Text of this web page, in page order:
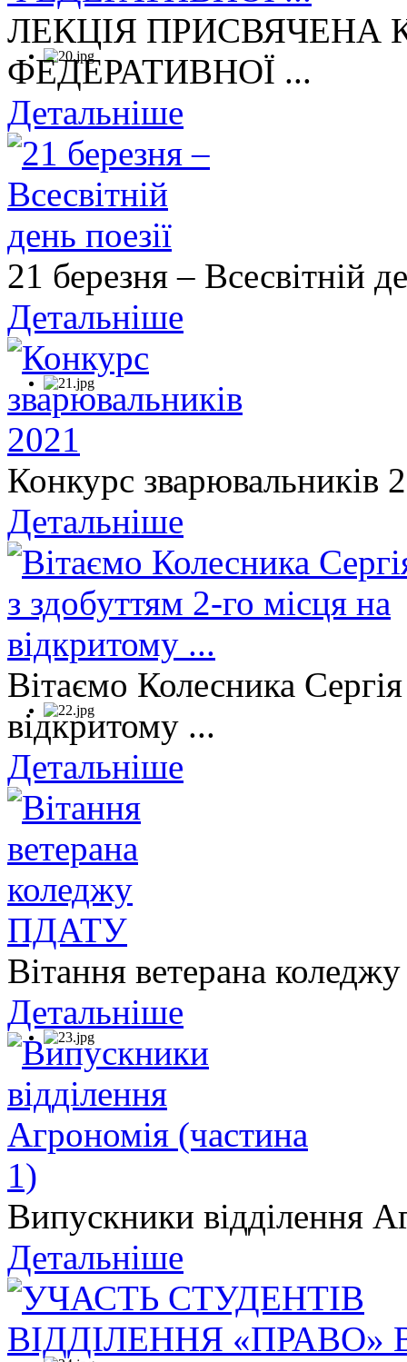
ЛЕКЦІЯ ПРИСВЯЧЕНА
ФЕДЕРАТИВНОЇ ...
Детальніше
21 березня – Всесвітній
Детальніше
Конкурс зварювальників
Детальніше
Вітаємо Колесника
відкритому ...
Детальніше
Вітання ветерана
Детальніше
Випускники відділення
Детальніше